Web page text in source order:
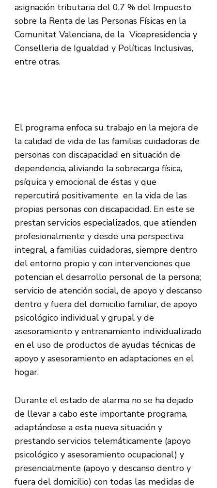
asignación tributaria del 0,7 % del Impuesto
sobre la Renta de las Personas Físicas en la
Comunitat Valenciana, de la Vicepresidencia y
Conselleria de Igualdad y Políticas Inclusivas,
entre otras.
El programa enfoca su trabajo en la mejora de
la calidad de vida de las familias cuidadoras de
personas con discapacidad en situación de
dependencia, aliviando la sobrecarga física,
psíquica y emocional de éstas y que
repercutirá positivamente en la vida de las
propias personas con discapacidad. En este se
prestan servicios especializados, que atienden
profesionalmente y desde una perspectiva
integral, a familias cuidadoras, siempre dentro
del entorno propio y con intervenciones que
potencian el desarrollo personal de la persona;
servicio de atención social, de apoyo y descanso
dentro y fuera del domicilio familiar, de apoyo
psicológico individual y grupal y de
asesoramiento y entrenamiento individualizado
en el uso de productos de ayudas técnicas de
apoyo y asesoramiento en adaptaciones en el
hogar.
Durante el estado de alarma no se ha dejado
de llevar a cabo este importante programa,
adaptándose a esta nueva situación y
prestando servicios telemáticamente (apoyo
psicológico y asesoramiento ocupacional) y
presencialmente (apoyo y descanso dentro y
fuera del domicilio) con todas las medidas de